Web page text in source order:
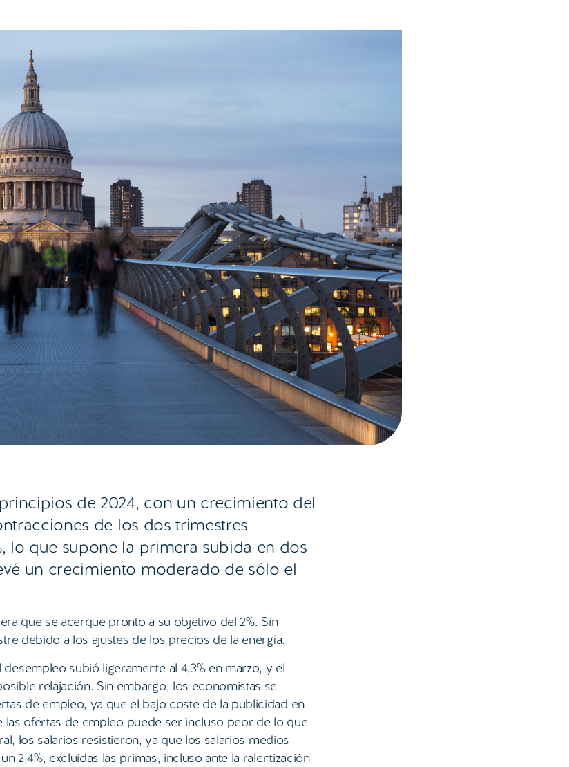
de 2024, con un crecimiento del
de los dos trimestres
lo que supone la primera subida en dos
un crecimiento moderado de sólo el
que se acerque pronto a su objetivo del 2%. Sin
debido a los ajustes de los precios de la energía.
subió ligeramente al 4,3% en marzo, y el
relajación. Sin embargo, los economistas se
de empleo, ya que el bajo coste de la publicidad en
ofertas de empleo puede ser incluso peor de lo que
los salarios resistieron, ya que los salarios medios
2,4%, excluidas las primas, incluso ante la ralentización